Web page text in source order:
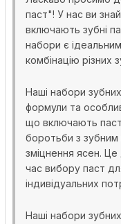
паст"! У нас ви
включають зубні
набори є
комбінацію різних
Наші набори
формули та
що включають
боротьби з зубним
зміцнення ясен. Це
час вибору паст
індивідуальних
Наші набори